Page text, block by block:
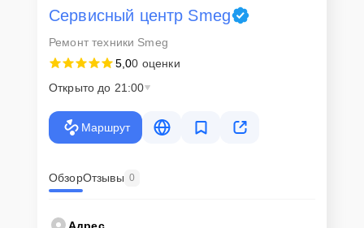
ремонта
Наша компания ценит время клиентов и понимает важность
оперативного решения любых вопросов. В среднем, ремонт
клиент сможет забрать свой гаджет в этот же день. При
Внимание! Устройство отправляется на ремонт только после
согласования вариантов запчастей и стоимости ремонта с
изменена в процессе или после завершения работ.
Сервисный центр Smeg
Ремонт техники Smeg
5,00 оценки
Открыто до 21:00
Маршрут
ОбзорОтзывы 0
Адрес